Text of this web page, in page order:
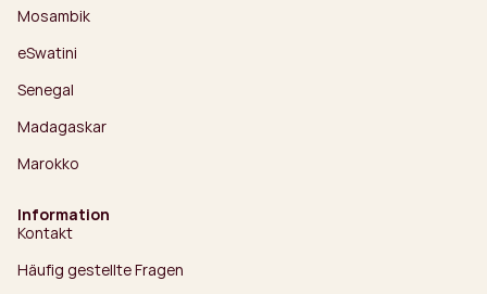
Mosambik
eSwatini
Senegal
Madagaskar
Marokko
Information
Kontakt
Häufig gestellte Fragen